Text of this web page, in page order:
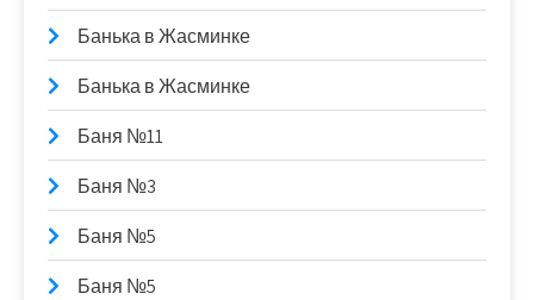
Банька в Жасминке
Банька в Жасминке
Баня №11
Баня №3
Баня №5
Баня №5